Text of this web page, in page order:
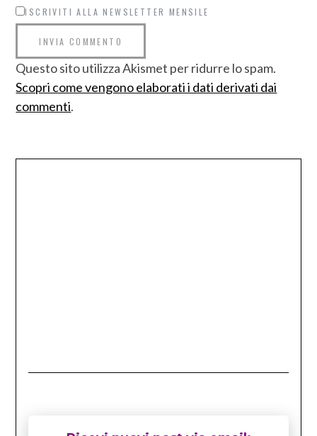
ISCRIVITI ALLA NEWSLETTER MENSILE
Questo sito utilizza Akismet per ridurre lo spam.
Scopri come vengono elaborati i dati derivati dai
commenti.